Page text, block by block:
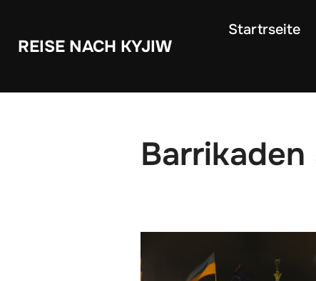
InhaltREISE NACH KYJIW
Startrseite